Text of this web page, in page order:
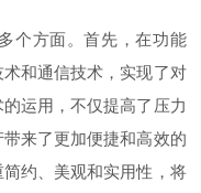
方面。首先，在功能
术和通信技术，实现了对
运用，不仅提高了压力
来了更加便捷和高效的
约、美观和实用性，将